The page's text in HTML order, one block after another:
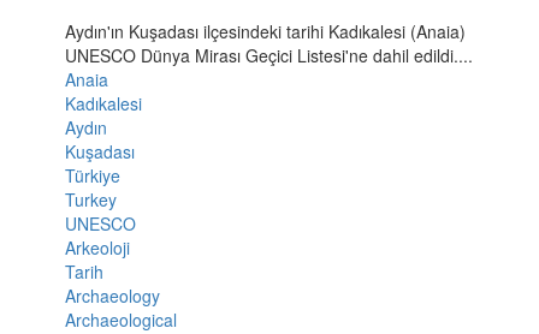
Aydın'ın Kuşadası ilçesindeki tarihi Kadıkalesi (Anaia)
UNESCO Dünya Mirası Geçici Listesi'ne dahil edildi....
Anaia
Kadıkalesi
Aydın
Kuşadası
Türkiye
Turkey
UNESCO
Arkeoloji
Tarih
Archaeology
Archaeological